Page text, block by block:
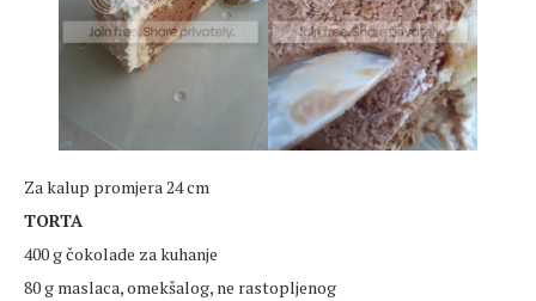
Za kalup promjera 24 cm
TORTA
400 g čokolade za kuhanje
80 g maslaca, omekšalog, ne rastopljenog